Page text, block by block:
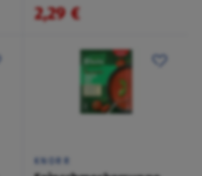
2,29 €
KNORR